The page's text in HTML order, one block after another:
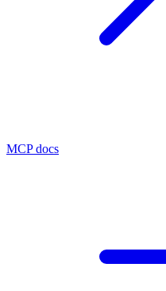
MCP docs